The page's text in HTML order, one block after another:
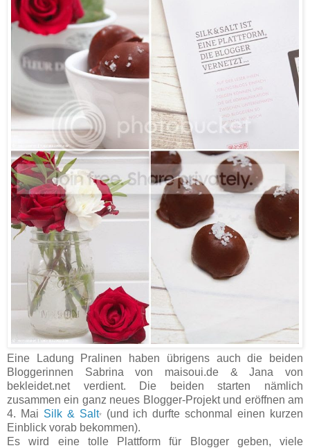
Eine Ladung Pralinen haben übrigens auch die beiden
Bloggerinnen Sabrina von maisoui.de & Jana von
bekleidet.net verdient. Die beiden starten nämlich
zusammen ein ganz neues Blogger-Projekt und eröffnen am
4. Mai Silk & Salt*(und ich durfte schonmal einen kurzen
Einblick vorab bekommen).
Es wird eine tolle Plattform für Blogger geben, viele